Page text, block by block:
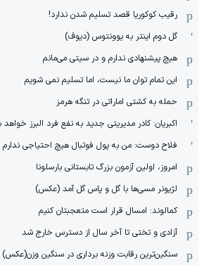
رقیب کوکوریا قصد تسلیم شدن ندارد!
گل دوم اینتر به یوونتوس (دیوف)
هیچ پیشنهادی ندارم و در سیتی می‌مانم
این تمام توان ما نیست، اما تسلیم نمی شویم
حمله به کشتی اماراتی در تنگه هرمز
اکبریان: کادر مدیریتی جدید به نفع فرد البرز خواهد
فلاح دوست: من به پول فوتبال هیچ احتیاجی ندارم
امروز، اولین آزمون بزرگ تابستانی بارسلونا
لژیونر مسی‌ها با گل و پاس گل آمد (عکس)
کمالوند: امسال قرار است متعجبتان کنیم
آزادی و تختی تا آخر سال از دسترس خارج شد
سنگین‌ترین رقابت وزنه برداری در سنگین وزن(عکس)